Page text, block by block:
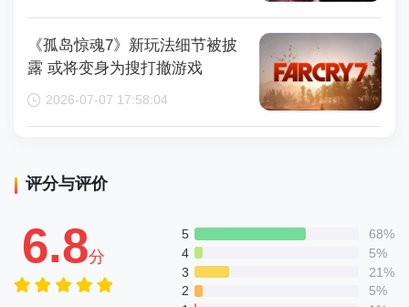
《孤岛惊魂7》新玩法细节被披
露 或将变身为搜打撤游戏
2026-07-07 17:58:04
评分与评价
6.8分
5
68%
4
5%
3
21%
2
5%